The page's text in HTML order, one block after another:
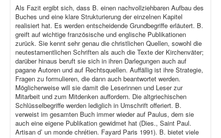
Als Fazit ergibt sich, dass B. einen nachvollziehbaren Aufbau des
Buches und eine klare Strukturierung der einzelnen Kapitel
realisiert hat. Es werden entscheidende Grundbegriffe erläutert. B.
greift auf wichtige französische und englische Publikationen
zurück. Sie kennt sehr genau die christlichen Quellen, sowohl die
neutestamentlichen Schriften als auch die Texte der Kirchenväter;
darüber hinaus beruft sie sich in ihren Darlegungen auch auf
pagane Autoren und auf Rechtsquellen. Auffällig ist ihre Strategie,
Fragen zu formulieren, die dann auch beantwortet werden.
Möglicherweise will sie damit die Leserinnen und Leser zur
Mitarbeit und zum Mitdenken auffordern. Die altgriechischen
Schlüsselbegriffe werden lediglich in Umschrift offeriert. B.
verweist im gesamten Buch immer wieder auf Paulus, dem sie
auch eine eigene Publikation gewidmet hat (Dies., Saint Paul.
Artisan d’ un monde chrétien. Fayard Paris 1991). B. bietet viele